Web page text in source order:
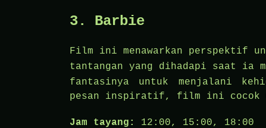
3. Barbie
Film ini menawarkan perspektif
tantangan yang dihadapi saat ia
fantasinya untuk menjalani
pesan inspiratif, film ini cocok
Jam tayang: 12:00, 15:00, 18:00